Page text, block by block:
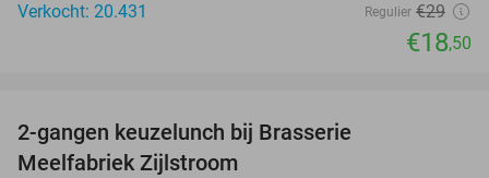
Verkocht: 20.431
Regulier €29
€18,50
2-gangen keuzelunch bij Brasserie
Meelfabriek Zijlstroom